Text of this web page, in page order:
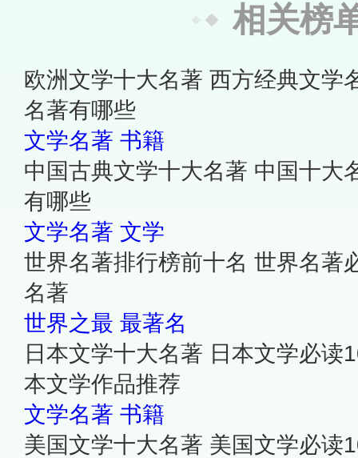
相关榜
欧洲文学十大名著 西方经典文学
名著有哪些
文学名著 书籍
中国古典文学十大名著 中国十大
有哪些
文学名著 文学
世界名著排行榜前十名 世界名著
名著
世界之最 最著名
日本文学十大名著 日本文学必读
本文学作品推荐
文学名著 书籍
美国文学十大名著 美国文学必读